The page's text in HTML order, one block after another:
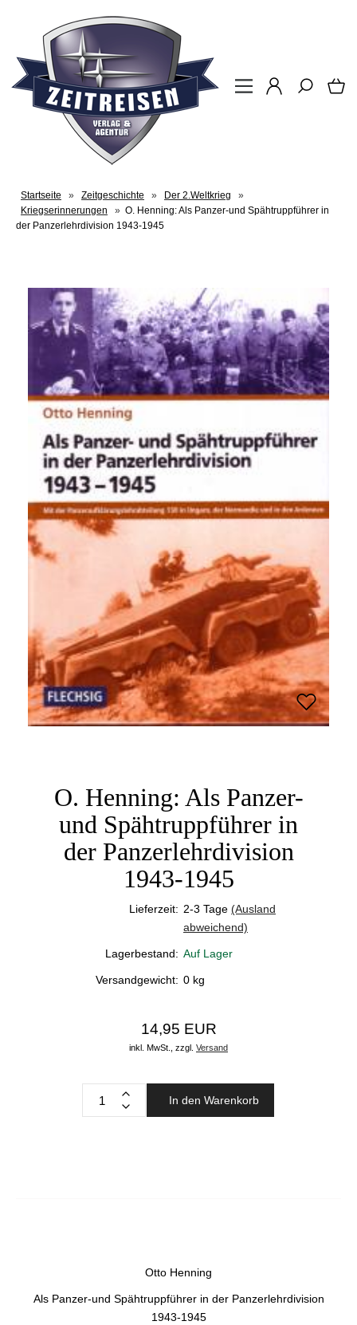
Startseite » Zeitgeschichte » Der 2.Weltkrieg
»
Kriegserinnerungen
» O. Henning: Als Panzer-und Spähtruppführer in
der Panzerlehrdivision 1943-1945
O. Henning: Als Panzer-
und Spähtruppführer in
der Panzerlehrdivision
1943-1945
Lieferzeit: 2-3 Tage (Ausland
abweichend)
Lagerbestand: Auf Lager
Versandgewicht: 0 kg
14,95 EUR
inkl. MwSt., zzgl. Versand
In den Warenkorb
Otto Henning
Als Panzer-und Spähtruppführer in der Panzerlehrdivision
1943-1945